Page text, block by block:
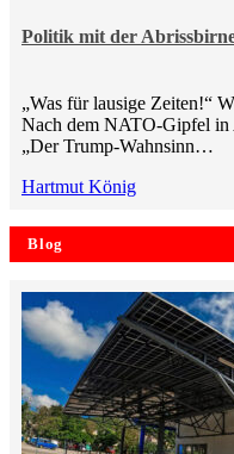
Politik mit der
„Was für lausige Zeiten!“
Nach dem NATO-Gipfel in
„Der Trump-Wahnsinn…
Hartmut König
Blog